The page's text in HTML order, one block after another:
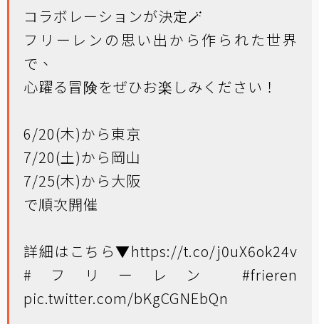
コラボレーションが決定🪄
フリーレンの思い出から作られた世界
で、
心躍る冒険をぜひお楽しみください！
6/20(木)から東京
7/20(土)から岡山
7/25(木)から大阪
で順次開催
詳細はこちら▼https://t.co/j0uX6ok24v
#フリーレン
#frieren
pic.twitter.com/bKgCGNEbQn